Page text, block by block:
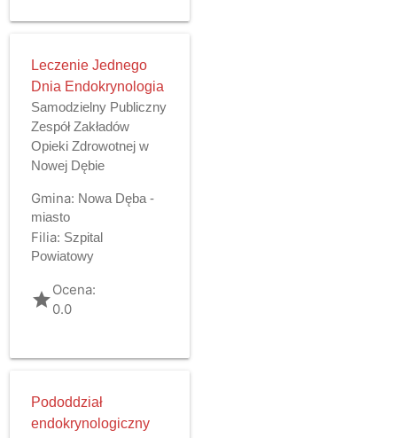
Leczenie Jednego
Dnia Endokrynologia
Samodzielny Publiczny
Zespół Zakładów
Opieki Zdrowotnej w
Nowej Dębie
Gmina: Nowa Dęba -
miasto
Filia: Szpital
Powiatowy
gradeOcena:
0.0
Pododdział
endokrynologiczny